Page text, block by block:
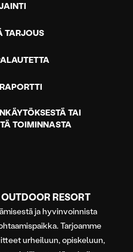
TARJOUS
TAI
TOIMINNASTA
RESORT
ja hyvinvoinnista
Tarjoamme
urheiluun, opiskeluun,